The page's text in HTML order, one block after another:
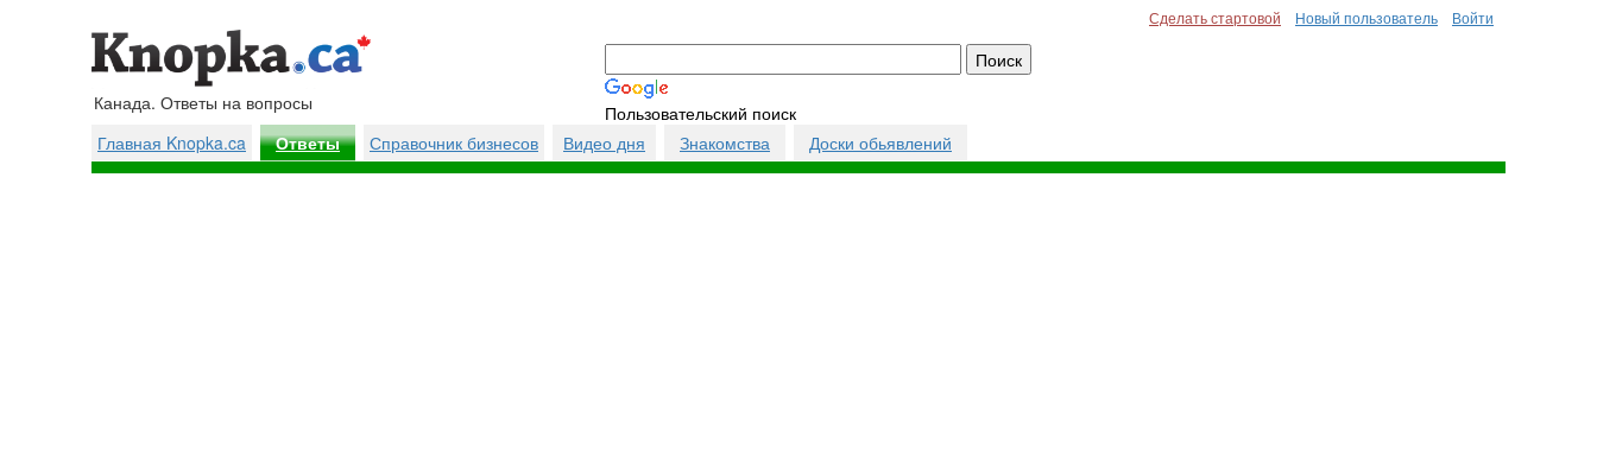
Сделать стартовой Новый пользователь Войти
Канада. Ответы на вопросы
Пользовательский поиск
Главная Knopka.ca
Ответы Справочник бизнесов Видео дня Знакомства Доски обьявлений